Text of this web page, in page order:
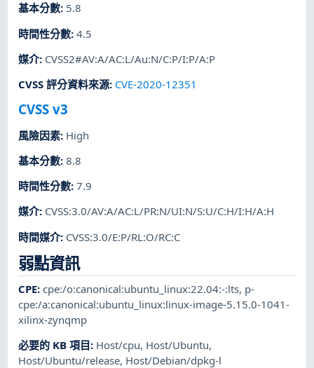
基本分數: 5.8
時間性分數:4.5
媒介: CVSS2#AV:A/AC:L/Au:N/C:P/I:P/A:P
CVSS 評分資料來源: CVE-2020-12351
CVSS v3
風險因素: High
基本分數:8.8
時間性分數:7.9
媒介: CVSS:3.0/AV:A/AC:L/PR:N/UI:N/S:U/C:H/I:H/A:H
時間媒介: CVSS:3.0/E:P/RL:O/RC:C
弱點資訊
CPE:cpe:/o:canonical:ubuntu_linux:22.04:-:lts, p-
cpe:/a:canonical:ubuntu_linux:linux-image-5.15.0-1041-
xilinx-zynqmp
必要的 KB 項目: Host/cpu, Host/Ubuntu,
Host/Ubuntu/release, Host/Debian/dpkg-l